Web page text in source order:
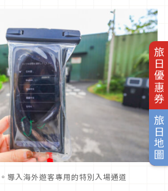
旅日優惠券
旅日地圖
導入海外遊客專用的特別入場通道